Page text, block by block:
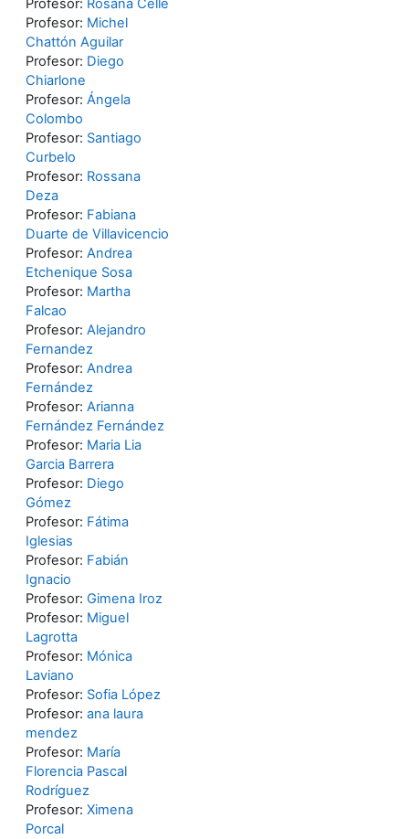
Profesor: Rosana Celle
Profesor: Michel
Chattón Aguilar
Profesor: Diego
Chiarlone
Profesor: Ángela
Colombo
Profesor: Santiago
Curbelo
Profesor: Rossana
Deza
Profesor: Fabiana
Duarte de Villavicencio
Profesor: Andrea
Etchenique Sosa
Profesor: Martha
Falcao
Profesor: Alejandro
Fernandez
Profesor: Andrea
Fernández
Profesor: Arianna
Fernández Fernández
Profesor: Maria Lia
Garcia Barrera
Profesor: Diego
Gómez
Profesor: Fátima
Iglesias
Profesor: Fabián
Ignacio
Profesor: Gimena Iroz
Profesor: Miguel
Lagrotta
Profesor: Mónica
Laviano
Profesor: Sofia López
Profesor: ana laura
mendez
Profesor: María
Florencia Pascal
Rodríguez
Profesor: Ximena
Porcal